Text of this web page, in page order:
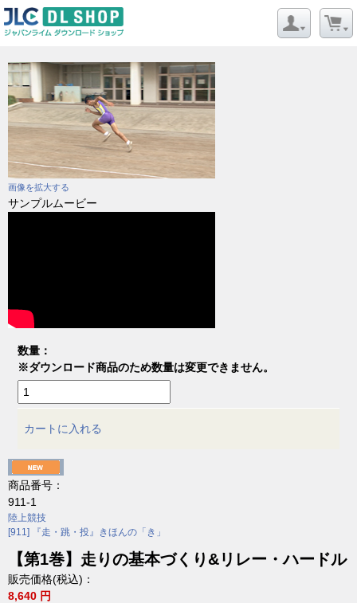
画像を拡大する
サンプルムービー
数量：
※ダウンロード商品のため数量は変更できません。
カートに入れる
商品番号：
911-1
陸上競技
[911] 『走・跳・投』きほんの「き」
【第1巻】走りの基本づくり&リレー・ハードル
販売価格(税込)：
8,640 円